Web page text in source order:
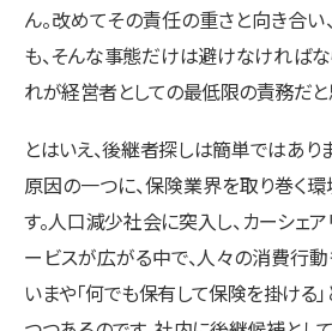
ん。改めてその責任の重さと向き合い
も、そんな事態だけは避けなければな
れが経営者としての最低限の責務だと
とはいえ、後継者探しは簡単ではあり
原因の一つに、保険業界を取り巻く
す。人口減少社会に突入し、カーシェ
ービスが広がる中で、人々の消費行動
いまや「何でも保有して保険を掛ける